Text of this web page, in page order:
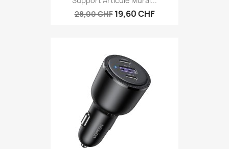
28,00 CHF 19,60 CHF